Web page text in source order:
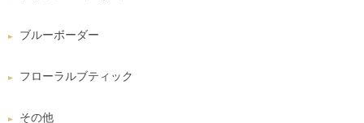
ブルーボーダー
フローラルブティック
その他